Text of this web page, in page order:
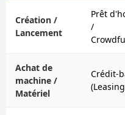
Création /
Lancement
Prêt
/
Achat de
machine /
Matériel
Crédit-